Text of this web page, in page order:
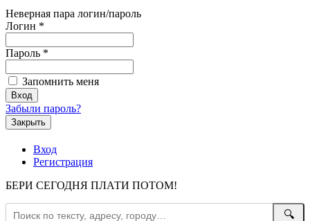
Неверная пара логин/пароль
Логин *
Пароль *
Запомнить меня
Забыли пароль?
Закрыть
Вход
Регистрация
БЕРИ СЕГОДНЯ ПЛАТИ ПОТОМ!
🔍